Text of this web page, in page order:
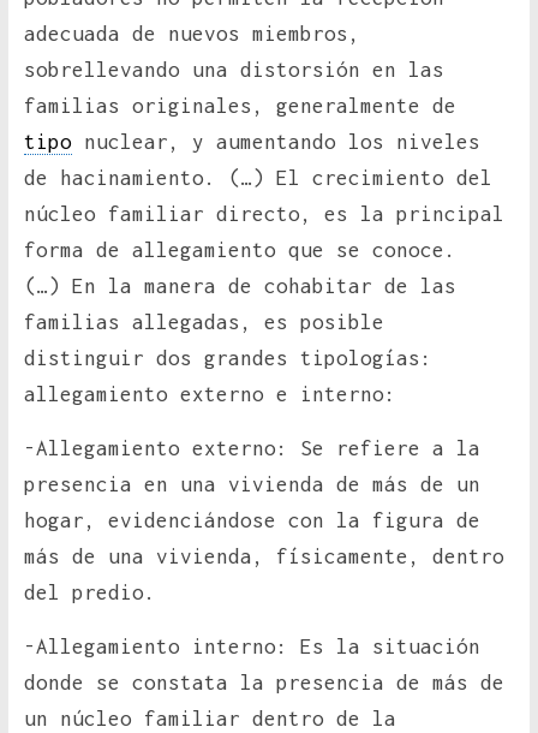
adecuada de nuevos miembros,
sobrellevando una distorsión en las
familias originales, generalmente de
tiponuclear, y aumentando los niveles
de hacinamiento. (…) El crecimiento del
núcleo familiar directo, es la principal
forma de allegamiento que se conoce.
(…) En la manera de cohabitar de las
familias allegadas, es posible
distinguir dos grandes tipologías:
allegamiento externo e interno:
-Allegamiento externo: Se refiere a la
presencia en una vivienda de más de un
hogar, evidenciándose con la figura de
más de una vivienda, físicamente, dentro
del predio.
-Allegamiento interno: Es la situación
donde se constata la presencia de más de
un núcleo familiar dentro de la